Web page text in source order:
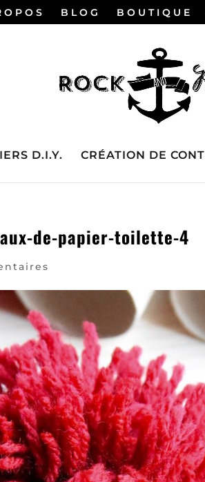
BLOG BOUTIQUE
D.I.Y. CRÉATION DE
de-papier-toilette-4